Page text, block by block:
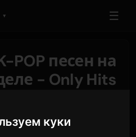
куки
▼ ☰
POP песен на
- Only Hits
2026 1,803 просмотров